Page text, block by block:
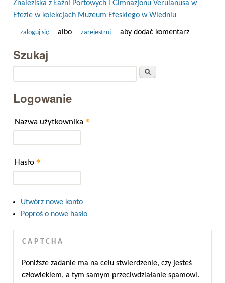
Znaleziska z Łaźni Portowych i Gimnazjonu Verulanusa w
Efezie w kolekcjach Muzeum Efeskiego w Wiedniu
zaloguj się albo zarejestruj aby dodać komentarz
Szukaj
Logowanie
Nazwa użytkownika *
Hasło *
Utwórz nowe konto
Poproś o nowe hasło
CAPTCHA
Poniższe zadanie ma na celu stwierdzenie, czy jesteś
człowiekiem, a tym samym przeciwdziałanie spamowi.